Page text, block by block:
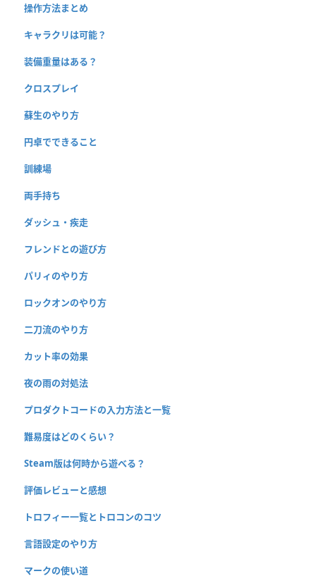
操作方法まとめ
キャラクリは可能？
装備重量はある？
クロスプレイ
蘇生のやり方
円卓でできること
訓練場
両手持ち
ダッシュ・疾走
フレンドとの遊び方
パリィのやり方
ロックオンのやり方
二刀流のやり方
カット率の効果
夜の雨の対処法
プロダクトコードの入力方法と一覧
難易度はどのくらい？
Steam版は何時から遊べる？
評価レビューと感想
トロフィー一覧とトロコンのコツ
言語設定のやり方
マークの使い道